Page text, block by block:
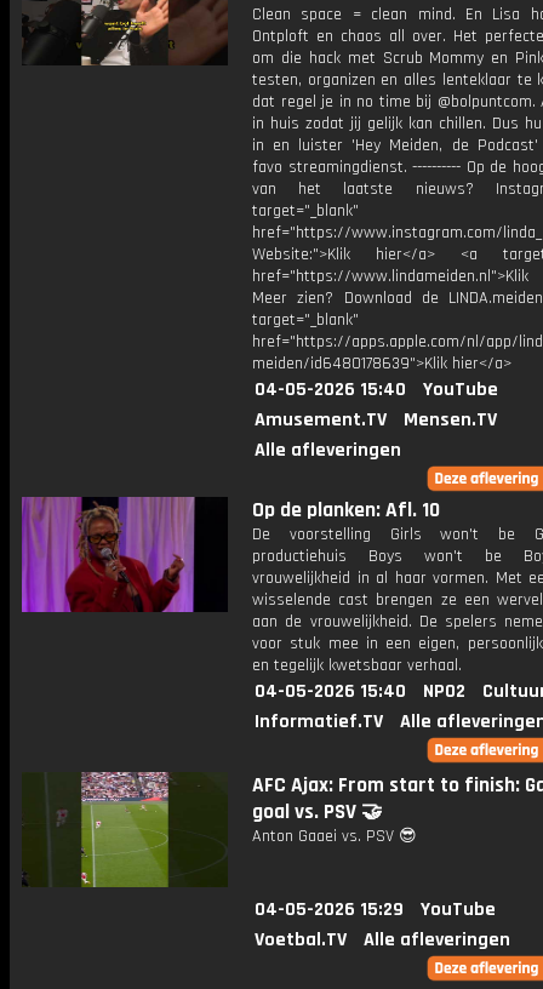
Clean space = clean mind. En Lisa
Ontploft en chaos all over. Het
om die hack met Scrub Mommy en
testen, organizen en alles lenteklaar te
dat regel je in no time bij @bolpuntcom.
in huis zodat jij gelijk kan chillen. Dus
in en luister 'Hey Meiden, de
favo streamingdienst. ---------- Op de
van het laatste nieuws?
target="_blank"
href="https://www.instagram.com/
Website:">Klik hier</a> <a
href="https://
Meer zien? Download de
target="_blank"
href="https://apps.apple.com/nl/app/
meiden/id6480178639">Klik hier</a>
04-05-2026 15:40
YouTube
Amusement.TV
Mensen.TV
Alle afleveringen
Op de planken: Afl. 10
De voorstelling Girls won't be
productiehuis Boys won't be
vrouwelijkheid in al haar vormen. Met
wisselende cast brengen ze een
aan de vrouwelijkheid. De spelers
voor stuk mee in een eigen,
en tegelijk kwetsbaar verhaal.
04-05-2026 15:40 NPO2
Informatief.TV
Alle
AFC Ajax: From start to finish:
goal vs. PSV 🤝
Anton Gaaei vs. PSV 😎
04-05-2026 15:29
YouTube
Voetbal.TV
Alle afleveringen